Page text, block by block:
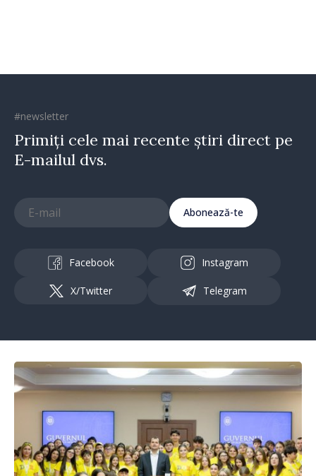
#newsletter
Primiți cele mai recente știri direct pe
E-mailul dvs.
Abonează-te
Facebook Instagram
X/Twitter Telegram